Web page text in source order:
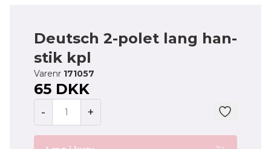
Deutsch 2-polet lang han-
stik kpl
Varenr 171057
65 DKK
- +